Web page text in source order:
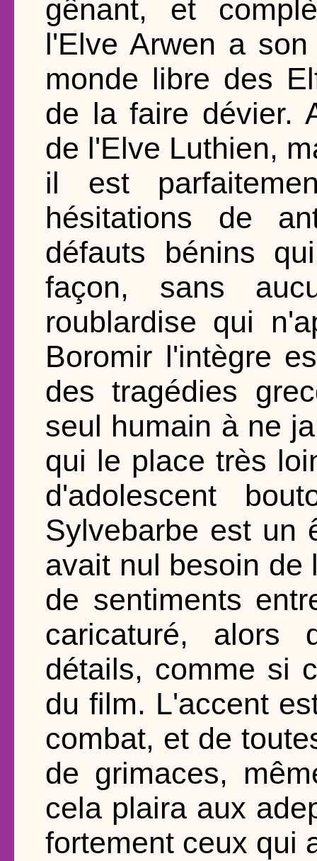
gênant, et
l'Elve Arwen a
monde libre des
de la faire dévier.
de l'Elve Luthien,
il est
hésitations de
défauts bénins
façon, sans
roublardise qui
Boromir l'intègre
des tragédies
seul humain à ne
qui le place très
d'adolescent
Sylvebarbe est un
avait nul besoin de
de sentiments
caricaturé, alors
détails, comme si
du film. L'accent
combat, et de
de grimaces,
cela plaira aux
fortement ceux qui